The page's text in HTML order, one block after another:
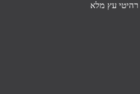
רהיטי עץ מלא